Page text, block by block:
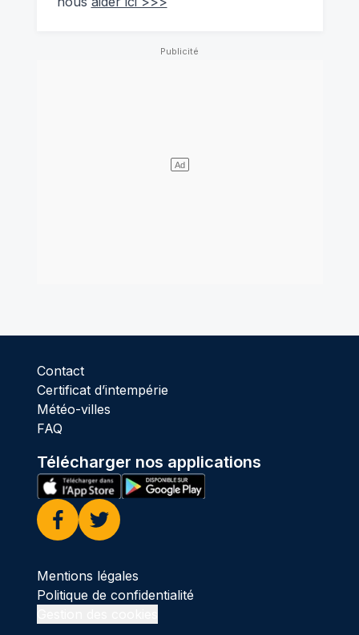
Contact
Certificat d’intempérie
Météo-villes
FAQ
Télécharger nos applications
Facebook
Twitter
Mentions légales
Politique de confidentialité